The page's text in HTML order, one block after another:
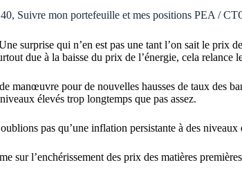
, Suivre mon portefeuille et mes positions PEA /
surprise qui n’en est pas une tant l’on sait le
due à la baisse du prix de l’énergie, cela
manœuvre pour de nouvelles hausses de taux des
élevés trop longtemps que pas assez.
pas qu’une inflation persistante à des
sur l’enchérissement des prix des matières